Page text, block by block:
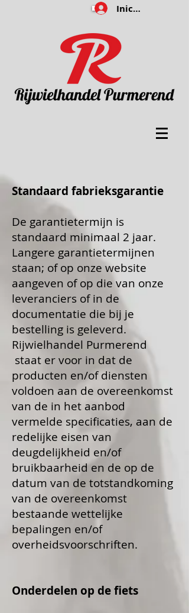
Iniciar sesión
Standaard fabrieksgarantie
De garantietermijn is
standaard minimaal 2 jaar.
Langere garantietermijnen
staan; of op onze website
aangeven of op die van onze
leveranciers of in de
documentatie die bij je
bestelling is geleverd.
Rijwielhandel Purmerend
staat er voor in dat de
producten en/of diensten
voldoen aan de overeenkomst
van de in het aanbod
vermelde specificaties, aan de
redelijke eisen van
deugdelijkheid en/of
bruikbaarheid en de op de
datum van de totstandkoming
van de overeenkomst
bestaande wettelijke
bepalingen en/of
overheidsvoorschriften.
Onderdelen op de fiets